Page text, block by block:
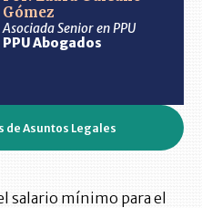
Gómez
Asociada Senior en PPU
PPU Abogados
de Asuntos Legales
salario mínimo para el